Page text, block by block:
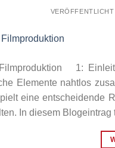
VERÖFFENTLICHT
1:
Elemente nahtlos
eine entscheidende
In diesem